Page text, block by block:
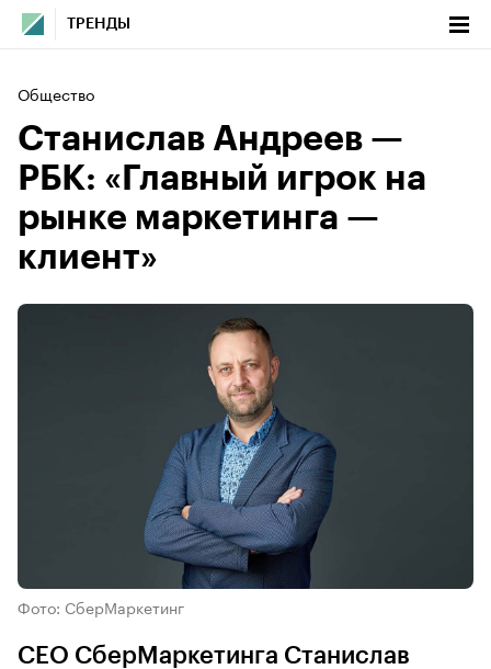
ТРЕНДЫ
Общество
Станислав Андреев —
РБК: «Главный игрок на
рынке маркетинга —
клиент»
Фото: СберМаркетинг
СЕO СберМаркетинга Станислав